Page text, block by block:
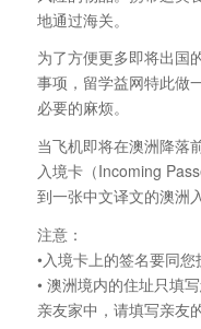
地通过海关。
为了方便更多即将出国
事项，留学益网特此做
必要的麻烦。
当飞机即将在澳洲降落
入境卡（Incoming
到一张中文译文的澳洲
注意：
•入境卡上的签名要同您
• 澳洲境内的住址只填
亲友家中，请填写亲友